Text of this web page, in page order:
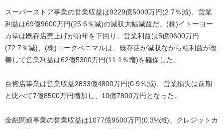
スーパーストア事業の営業収益は9229億5000万円(2.7％減)、営業
利益は69億9600万円(25.6％減)の減収大幅減益だ。(株)イトーヨー
カ堂は既存店売上げが前年を下回り、営業利益は5億0600万円
(72.7％減)、(株)ヨークベニマルは、既存店が減収ながら粗利益が改
善して営業利益は62億5300万円(11.1％増)を確保した。
百貨店事業は営業収益2833億4800万円(0.9％減)、営業損失は前期
と比べて7億8500万円増加し、10億7800万円となった。
金融関連事業の営業収益は1077億9500万円(0.3%減)。クレジットカ